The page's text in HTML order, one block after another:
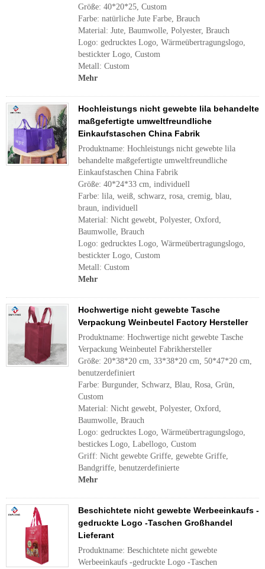
Größe: 40*20*25, Custom
Farbe: natürliche Jute Farbe, Brauch
Material: Jute, Baumwolle, Polyester, Brauch
Logo: gedrucktes Logo, Wärmeübertragungslogo,
bestickter Logo, Custom
Metall: Custom
Mehr
Hochleistungs nicht gewebte lila behandelte
maßgefertigte umweltfreundliche
Einkaufstaschen China Fabrik
Produktname: Hochleistungs nicht gewebte lila
behandelte maßgefertigte umweltfreundliche
Einkaufstaschen China Fabrik
Größe: 40*24*33 cm, individuell
Farbe: lila, weiß, schwarz, rosa, cremig, blau,
braun, individuell
Material: Nicht gewebt, Polyester, Oxford,
Baumwolle, Brauch
Logo: gedrucktes Logo, Wärmeübertragungslogo,
bestickter Logo, Custom
Metall: Custom
Mehr
Hochwertige nicht gewebte Tasche
Verpackung Weinbeutel Factory Hersteller
Produktname: Hochwertige nicht gewebte Tasche
Verpackung Weinbeutel Fabrikhersteller
Größe: 20*38*20 cm, 33*38*20 cm, 50*47*20 cm,
benutzerdefiniert
Farbe: Burgunder, Schwarz, Blau, Rosa, Grün,
Custom
Material: Nicht gewebt, Polyester, Oxford,
Baumwolle, Brauch
Logo: gedrucktes Logo, Wärmeübertragungslogo,
bestickes Logo, Labellogo, Custom
Griff: Nicht gewebte Griffe, gewebte Griffe,
Bandgriffe, benutzerdefinierte
Mehr
Beschichtete nicht gewebte Werbeeinkaufs -
gedruckte Logo -Taschen Großhandel
Lieferant
Produktname: Beschichtete nicht gewebte
Werbeeinkaufs -gedruckte Logo -Taschen